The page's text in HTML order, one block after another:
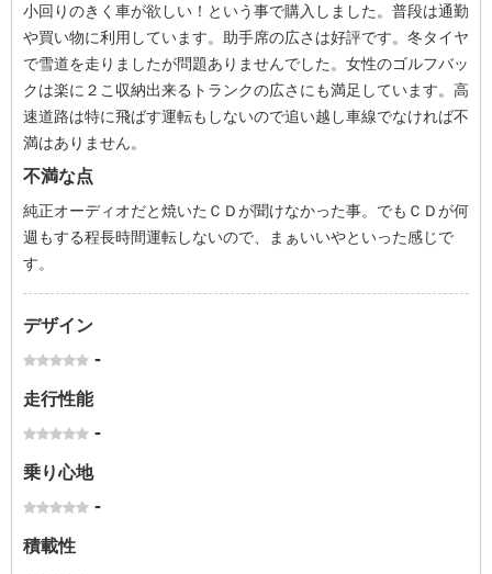
小回りのきく車が欲しい！という事で購入しました。普段は通勤
や買い物に利用しています。助手席の広さは好評です。冬タイヤ
で雪道を走りましたが問題ありませんでした。女性のゴルフバッ
クは楽に２こ収納出来るトランクの広さにも満足しています。高
速道路は特に飛ばす運転もしないので追い越し車線でなければ不
満はありません。
不満な点
純正オーディオだと焼いたＣＤが聞けなかった事。でもＣＤが何
週もする程長時間運転しないので、まぁいいやといった感じで
す。
デザイン
-
走行性能
-
乗り心地
-
積載性